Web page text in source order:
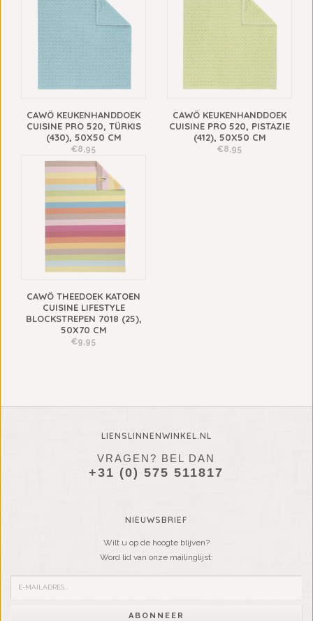
CAWÖ KEUKENHANDDOEK
CUISINE PRO 520, TÜRKIS
(430), 50X50 CM
€8,95
CAWÖ KEUKENHANDDOEK
CUISINE PRO 520, PISTAZIE
(412), 50X50 CM
€8,95
CAWÖ THEEDOEK KATOEN
CUISINE LIFESTYLE
BLOCKSTREPEN 7018 (25),
50X70 CM
€9,95
LIENSLINNENWINKEL.NL
VRAGEN? BEL DAN
+31 (0) 575 511817
NIEUWSBRIEF
Wilt u op de hoogte blijven?
Word lid van onze mailinglijst:
ABONNEER